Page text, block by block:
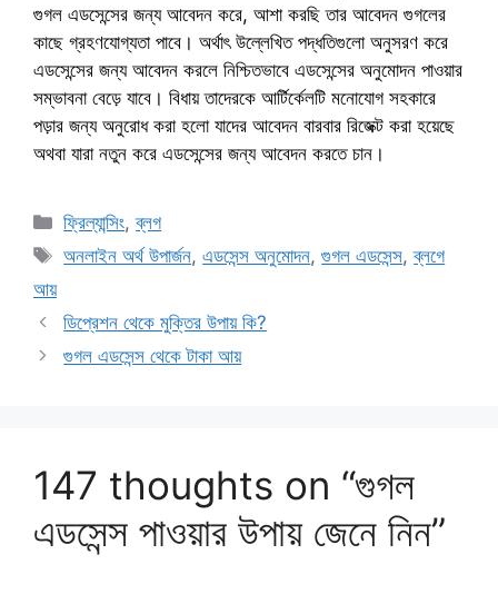
গুগল এডসেন্সের জন্য আবেদন করে, আশা করছি তার আবেদন গুগলের
কাছে গ্রহণযোগ্যতা পাবে। অর্থাৎ উল্লেখিত পদ্ধতিগুলো অনুসরণ করে
এডসেন্সের জন্য আবেদন করলে নিশ্চিতভাবে এডসেন্সের অনুমোদন পাওয়ার
সম্ভাবনা বেড়ে যাবে। বিধায় তাদেরকে আর্টির্কেলটি মনোযোগ সহকারে
পড়ার জন্য অনুরোধ করা হলো যাদের আবেদন বারবার রিজেক্ট করা হয়েছে
অথবা যারা নতুন করে এডসেন্সের জন্য আবেদন করতে চান।
Categories
ফ্রিল্যান্সিং,ব্লগ
Tags
অনলাইন অর্থ উপার্জন,এডসেন্স অনুমোদন,গুগল এডসেন্স,ব্লগে
আয়
ডিপ্রেশন থেকে মুক্তির উপায় কি?
গুগল এডসেন্স থেকে টাকা আয়
147 thoughts on “গুগল
এডসেন্স পাওয়ার উপায় জেনে নিন”